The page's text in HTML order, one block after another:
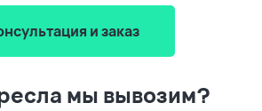
и заказ
мы вывозим?